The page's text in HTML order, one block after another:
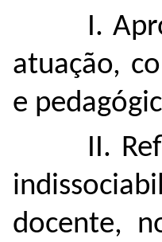
I.
atuação,
e
II.
docente,